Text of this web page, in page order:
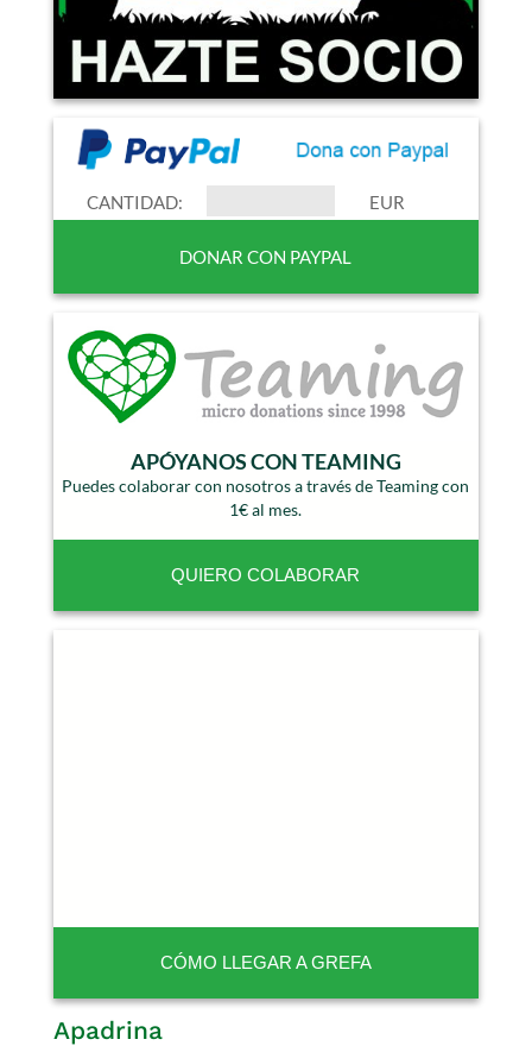
CANTIDAD: EUR
APÓYANOS CON TEAMING
Puedes colaborar con nosotros a través de Teaming con
1€ al mes.
QUIERO COLABORAR
CÓMO LLEGAR A GREFA
Apadrina